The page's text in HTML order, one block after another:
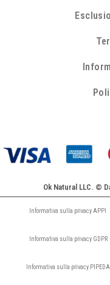
Ok Natural LLC. ©
Informativa sulla privacy APPI
Informativa sulla privacy GDPR
Informativa sulla privacy PIPEDA